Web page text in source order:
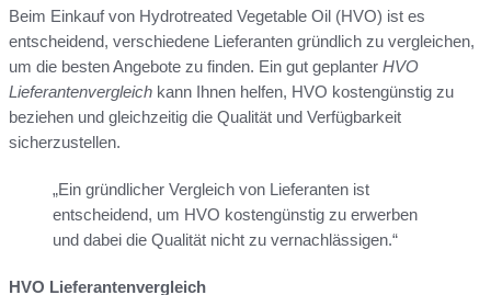
Beim Einkauf von Hydrotreated Vegetable Oil (HVO) ist es
entscheidend, verschiedene Lieferanten gründlich zu vergleichen,
um die besten Angebote zu finden. Ein gut geplanter HVO
Lieferantenvergleich kann Ihnen helfen, HVO kostengünstig zu
beziehen und gleichzeitig die Qualität und Verfügbarkeit
sicherzustellen.
„Ein gründlicher Vergleich von Lieferanten ist
entscheidend, um HVO kostengünstig zu erwerben
und dabei die Qualität nicht zu vernachlässigen.“
HVO Lieferantenvergleich